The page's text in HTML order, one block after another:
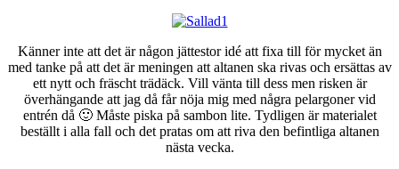
Känner inte att det är någon jättestor idé att fixa till för mycket än
med tanke på att det är meningen att altanen ska rivas och ersättas av
ett nytt och fräscht trädäck. Vill vänta till dess men risken är
överhängande att jag då får nöja mig med några pelargoner vid
entrén då 🙂 Måste piska på sambon lite. Tydligen är materialet
beställt i alla fall och det pratas om att riva den befintliga altanen
nästa vecka.